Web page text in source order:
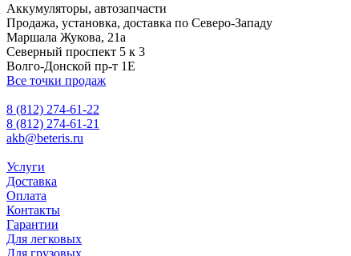
Аккумуляторы, автозапчасти
Продажа, установка, доставка по Северо-Западу
Маршала Жукова, 21а
Северный проспект 5 к 3
Волго-Донской пр-т 1Е
Все точки продаж
8 (812) 274-61-22
8 (812) 274-61-21
akb@beteris.ru
Услуги
Доставка
Оплата
Контакты
Гарантии
Для легковых
Для грузовых